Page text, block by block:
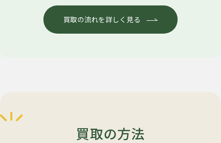
買取の流れを詳しく見る
買取の方法